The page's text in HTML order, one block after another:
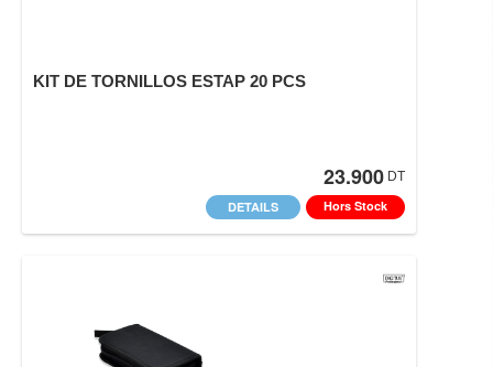
KIT DE TORNILLOS ESTAP 20 PCS
23.900 DT
Hors Stock
DETAILS